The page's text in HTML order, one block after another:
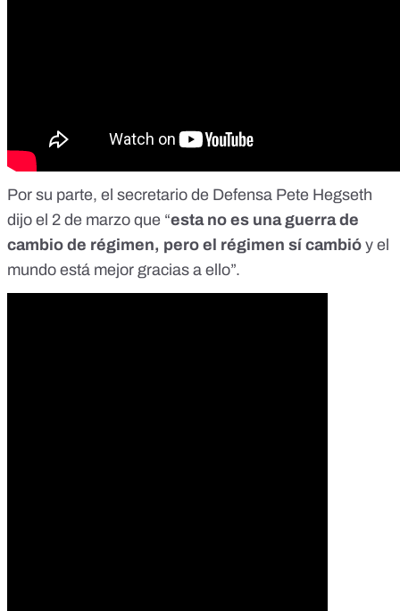
Por su parte, el secretario de Defensa Pete Hegseth
dijo el 2 de marzo que “esta no es una guerra de
cambio de régimen, pero el régimen sí cambió y el
mundo está mejor gracias a ello”.